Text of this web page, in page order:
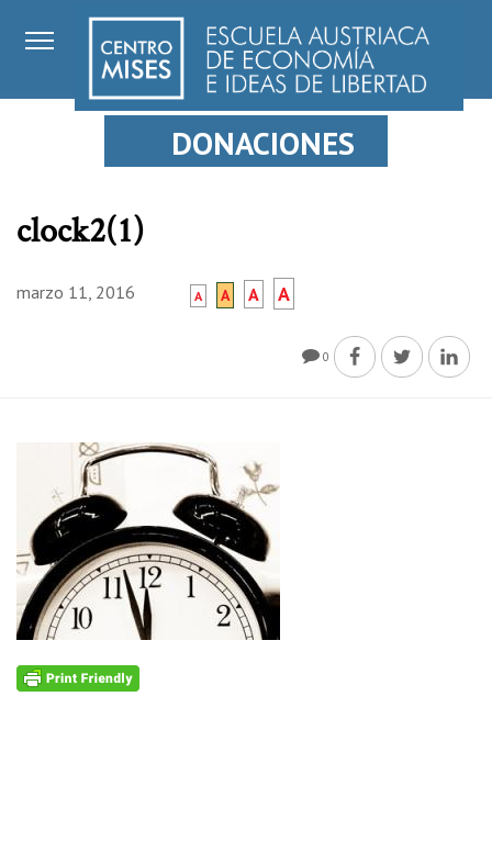
DONACIONES
clock2(1)
marzo 11, 2016 A A A A
0